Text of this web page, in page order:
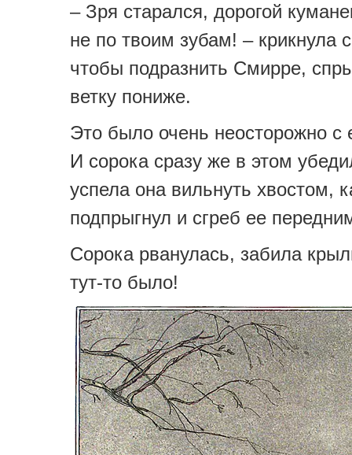
– Зря старался, дорогой
не по твоим зубам! – крикнула
чтобы подразнить Смирре,
ветку пониже.
Это было очень неосторожно с
И сорока сразу же в этом
успела она вильнуть хвостом,
подпрыгнул и сгреб ее
Сорока рванулась, забила
тут-то было!